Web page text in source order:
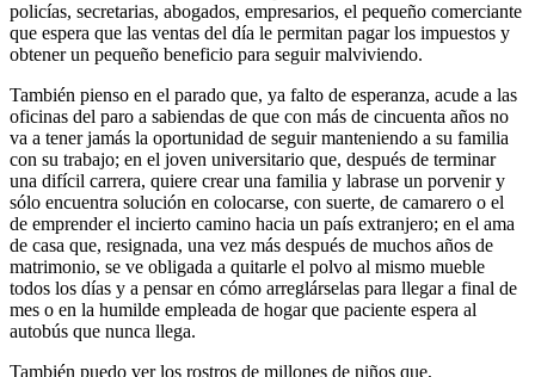
policías, secretarias, abogados, empresarios, el pequeño comerciante
que espera que las ventas del día le permitan pagar los impuestos y
obtener un pequeño beneficio para seguir malviviendo.
También pienso en el parado que, ya falto de esperanza, acude a las
oficinas del paro a sabiendas de que con más de cincuenta años no
va a tener jamás la oportunidad de seguir manteniendo a su familia
con su trabajo; en el joven universitario que, después de terminar
una difícil carrera, quiere crear una familia y labrase un porvenir y
sólo encuentra solución en colocarse, con suerte, de camarero o el
de emprender el incierto camino hacia un país extranjero; en el ama
de casa que, resignada, una vez más después de muchos años de
matrimonio, se ve obligada a quitarle el polvo al mismo mueble
todos los días y a pensar en cómo arreglárselas para llegar a final de
mes o en la humilde empleada de hogar que paciente espera al
autobús que nunca llega.
También puedo ver los rostros de millones de niños que,